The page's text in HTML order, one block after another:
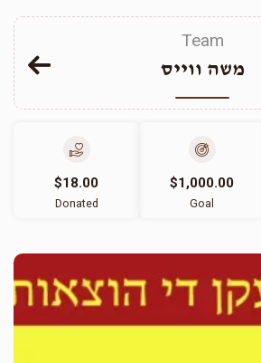
Team
משה ווייס
$18.00
Donated
$1,000.00
Goal